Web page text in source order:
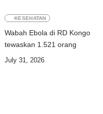
KESEHATAN
Wabah Ebola di RD Kongo
tewaskan 1.521 orang
July 31, 2026